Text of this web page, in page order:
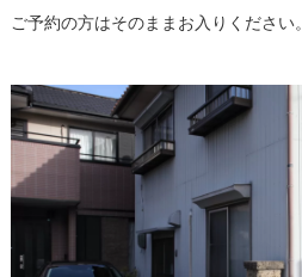
ご予約の方はそのままお入りください。